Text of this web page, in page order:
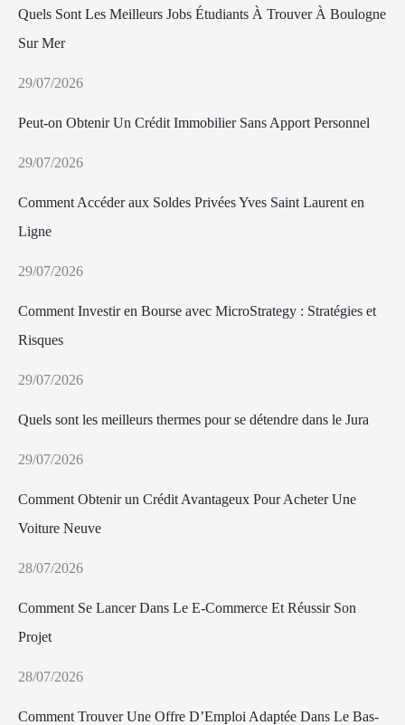
Quels Sont Les Meilleurs Jobs Étudiants À Trouver À Boulogne
Sur Mer
29/07/2026
Peut-on Obtenir Un Crédit Immobilier Sans Apport Personnel
29/07/2026
Comment Accéder aux Soldes Privées Yves Saint Laurent en
Ligne
29/07/2026
Comment Investir en Bourse avec MicroStrategy : Stratégies et
Risques
29/07/2026
Quels sont les meilleurs thermes pour se détendre dans le Jura
29/07/2026
Comment Obtenir un Crédit Avantageux Pour Acheter Une
Voiture Neuve
28/07/2026
Comment Se Lancer Dans Le E-Commerce Et Réussir Son
Projet
28/07/2026
Comment Trouver Une Offre D’Emploi Adaptée Dans Le Bas-